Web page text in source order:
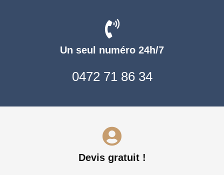
Un seul numéro 24h/7
0472 71 86 34
Devis gratuit !